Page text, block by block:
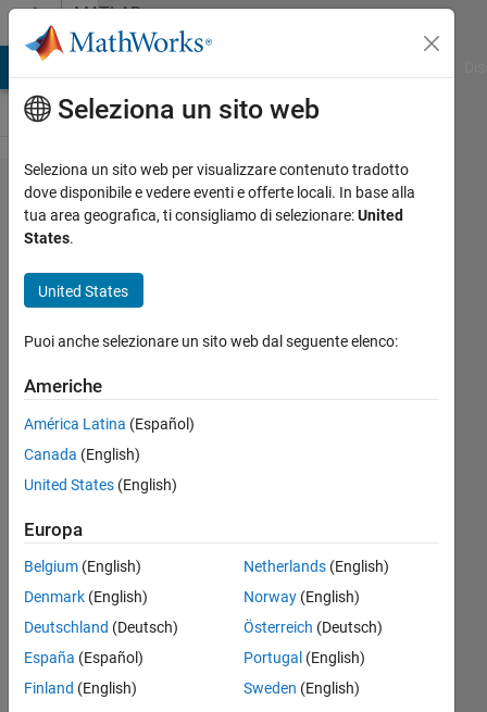
Vai al contenutoMATLAB
Answers
Using
convolutional
network in
echo
cancellation
José
11 Ago
2022
1
Risposta
20 Giu
2025
4
Seleziona un sito web
Seleziona un sito web per visualizzare contenuto tradotto
dove disponibile e vedere eventi e offerte locali. In base alla
tua area geografica, ti consigliamo di selezionare:United
States.
United States
Puoi anche selezionare un sito web dal seguente elenco:
Americhe
América Latina (Español)
Canada (English)
United States (English)
Europa
Belgium (English)
Denmark (English)
Deutschland (Deutsch)
España (Español)
Finland (English)
Netherlands(English)
Norway(English)
Österreich (Deutsch)
Portugal (English)
Sweden (English)